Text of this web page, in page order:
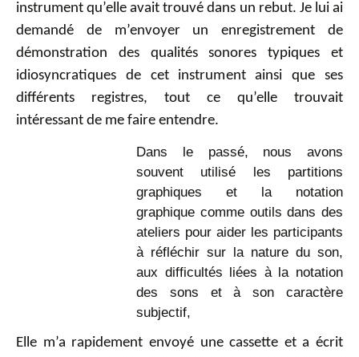
instrument qu’elle avait trouvé dans un rebut. Je lui ai
demandé de m’envoyer un enregistrement de
démonstration des qualités sonores typiques et
idiosyncratiques de cet instrument ainsi que ses
différents registres, tout ce qu’elle trouvait
intéressant de me faire entendre.
Dans le passé, nous avons
souvent utilisé les partitions
graphiques et la notation
graphique comme outils dans des
ateliers pour aider les participants
à réfléchir sur la nature du son,
aux difficultés liées à la notation
des sons et à son caractère
subjectif,
Elle m’a rapidement envoyé une cassette et a écrit